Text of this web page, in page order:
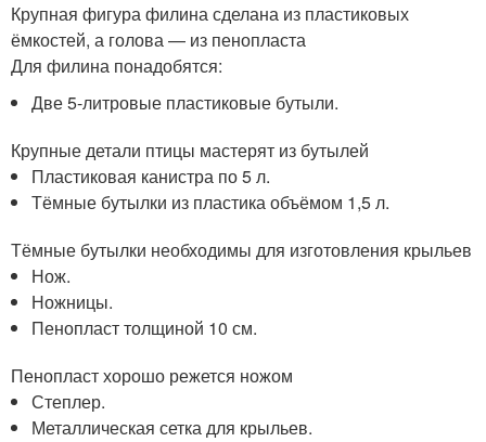
Крупная фигура филина сделана из пластиковых
ёмкостей, а голова — из пенопласта
Для филина понадобятся:
Две 5-литровые пластиковые бутыли.
Крупные детали птицы мастерят из бутылей
Пластиковая канистра по 5 л.
Тёмные бутылки из пластика объёмом 1,5 л.
Тёмные бутылки необходимы для изготовления крыльев
Нож.
Ножницы.
Пенопласт толщиной 10 см.
Пенопласт хорошо режется ножом
Степлер.
Металлическая сетка для крыльев.